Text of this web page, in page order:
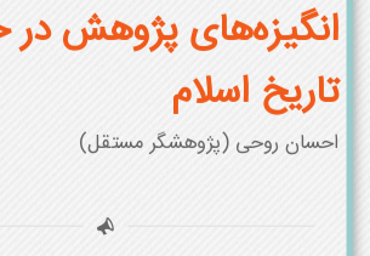
انگیزه‌های پژوهش در
تاریخ اسلام
احسان روحی (پژوهشگر مستقل)